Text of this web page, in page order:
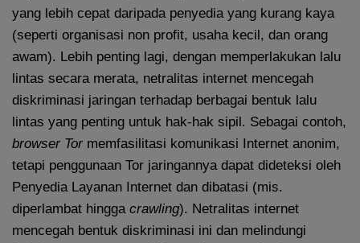
yang lebih cepat daripada penyedia yang kurang kaya
(seperti organisasi non profit, usaha kecil, dan orang
awam). Lebih penting lagi, dengan memperlakukan lalu
lintas secara merata, netralitas internet mencegah
diskriminasi jaringan terhadap berbagai bentuk lalu
lintas yang penting untuk hak-hak sipil. Sebagai contoh,
browser Tor memfasilitasi komunikasi Internet anonim,
tetapi penggunaan Tor jaringannya dapat dideteksi oleh
Penyedia Layanan Internet dan dibatasi (mis.
diperlambat hingga crawling). Netralitas internet
mencegah bentuk diskriminasi ini dan melindungi